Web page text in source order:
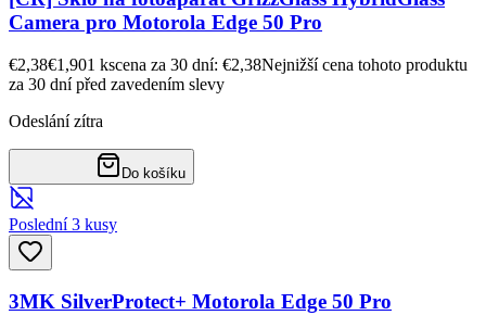
Camera pro Motorola Edge 50 Pro
€2,38€1,901 kscena za 30 dní: €2,38Nejnižší cena tohoto produktu
za 30 dní před zavedením slevy
Odeslání zítra
Do košíku
Poslední 3 kusy
3MK SilverProtect+ Motorola Edge 50 Pro